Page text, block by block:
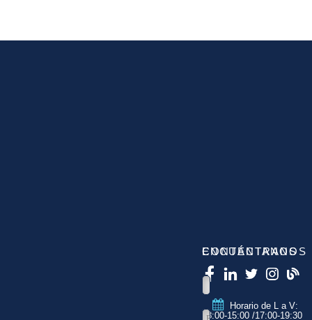
CONTÁCTANOS
ENCUÉNTRANOS
Horario de L a V:
8:00-15:00 /17:00-19:30